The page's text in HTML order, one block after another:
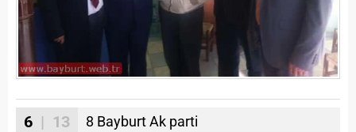
6 | 13 8 Bayburt Ak parti